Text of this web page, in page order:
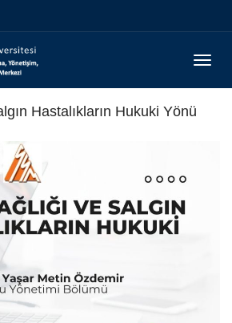
Hastalıkların Hukuki Yönü